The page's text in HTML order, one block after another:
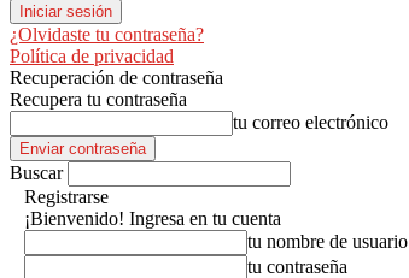
¿Olvidaste tu contraseña?
Política de privacidad
Recuperación de contraseña
Recupera tu contraseña
tu correo electrónico
Buscar
Registrarse
¡Bienvenido! Ingresa en tu cuenta
tu nombre de usuario
tu contraseña